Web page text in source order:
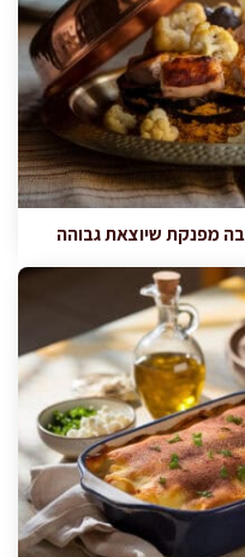
מפנקת שיוצאת גבוהה